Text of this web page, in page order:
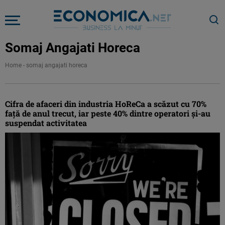
Somaj Angajati Horeca
Home - somaj angajati horeca
Cifra de afaceri din industria HoReCa a scăzut cu 70%
faţă de anul trecut, iar peste 40% dintre operatori şi-au
suspendat activitatea